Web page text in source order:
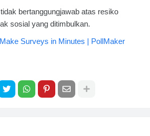
tidak bertanggungjawab atas resiko
sosial yang ditimbulkan.
Surveys in Minutes | PollMaker